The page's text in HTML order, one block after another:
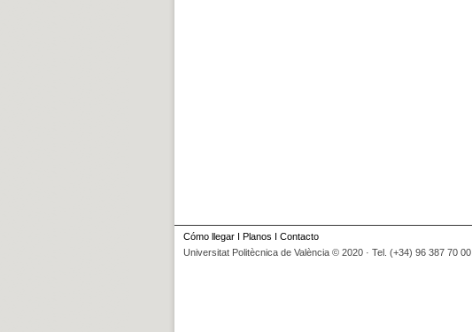
Cómo llegar I Planos I Contacto
Universitat Politècnica de València © 2020 · Tel. (+34) 96 387 70 00